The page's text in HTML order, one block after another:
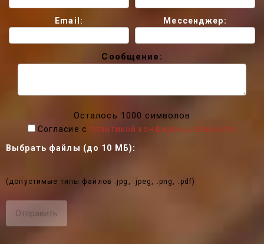
Email: Мессенджер:
Сообщение:
Осталось 1000 символов
Согласие с политикой конфиденциальности
Выбрать файлы (до 10 МБ):
(допустимые типы файлов .jpg, .jpeg, .png, .pdf)